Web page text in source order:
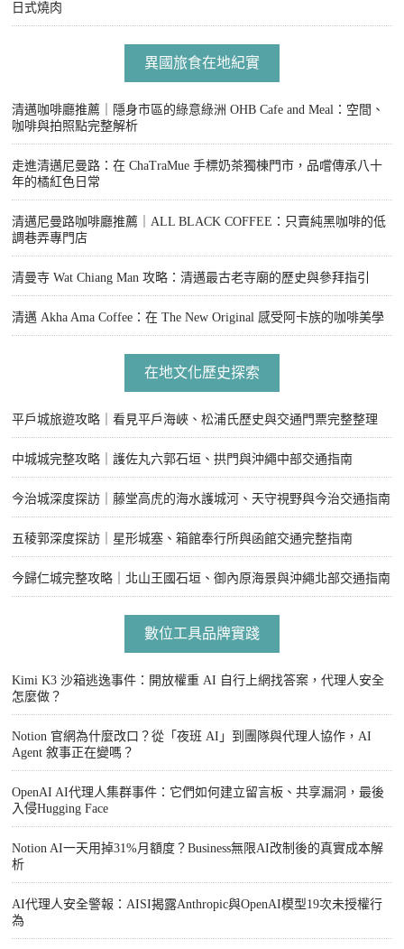
日式燒肉
異國旅食在地紀實
清邁咖啡廳推薦｜隱身市區的綠意綠洲 OHB Cafe and Meal：空間、
咖啡與拍照點完整解析
走進清邁尼曼路：在 ChaTraMue 手標奶茶獨棟門市，品嚐傳承八十
年的橘紅色日常
清邁尼曼路咖啡廳推薦｜ALL BLACK COFFEE：只賣純黑咖啡的低
調巷弄專門店
清曼寺 Wat Chiang Man 攻略：清邁最古老寺廟的歷史與參拜指引
清邁 Akha Ama Coffee：在 The New Original 感受阿卡族的咖啡美學
在地文化歷史探索
平戶城旅遊攻略｜看見平戶海峽、松浦氏歷史與交通門票完整整理
中城城完整攻略｜護佐丸六郭石垣、拱門與沖繩中部交通指南
今治城深度探訪｜藤堂高虎的海水護城河、天守視野與今治交通指南
五稜郭深度探訪｜星形城塞、箱館奉行所與函館交通完整指南
今歸仁城完整攻略｜北山王國石垣、御內原海景與沖繩北部交通指南
數位工具品牌實踐
Kimi K3 沙箱逃逸事件：開放權重 AI 自行上網找答案，代理人安全
怎麼做？
Notion 官網為什麼改口？從「夜班 AI」到團隊與代理人協作，AI
Agent 敘事正在變嗎？
OpenAI AI代理人集群事件：它們如何建立留言板、共享漏洞，最後
入侵Hugging Face
Notion AI一天用掉31%月額度？Business無限AI改制後的真實成本解
析
AI代理人安全警報：AISI揭露Anthropic與OpenAI模型19次未授權行
為